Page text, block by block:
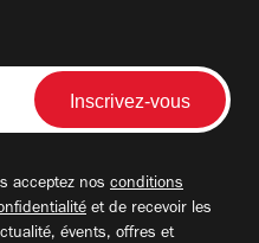
acceptez nos conditions
et de recevoir les
évents, offres et